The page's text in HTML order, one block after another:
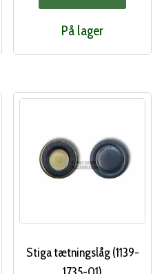
På lager
Stiga tætningslåg (1139-